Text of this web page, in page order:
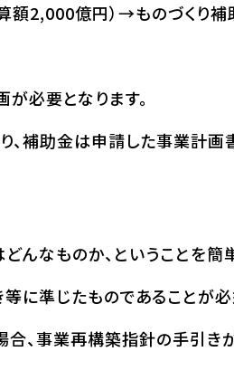
額2,000億円）→ものづくり補
必要となります。
、補助金は申請した事業計
んなものか、ということを簡
に準じたものであることが必
、事業再構築指針の手引き